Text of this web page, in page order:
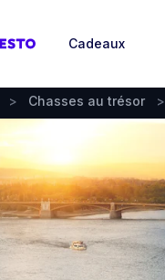
Cadeaux
> Chasses au trésor >